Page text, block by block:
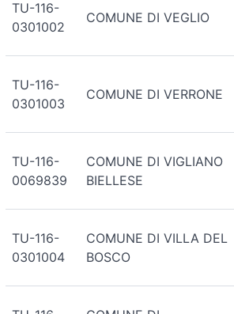
TU-116-
0301002
COMUNE DI VEGLIO
TU-116-
0301003
COMUNE DI VERRONE
TU-116-
0069839
COMUNE DI VIGLIANO
BIELLESE
TU-116-
0301004
COMUNE DI VILLA DEL
BOSCO